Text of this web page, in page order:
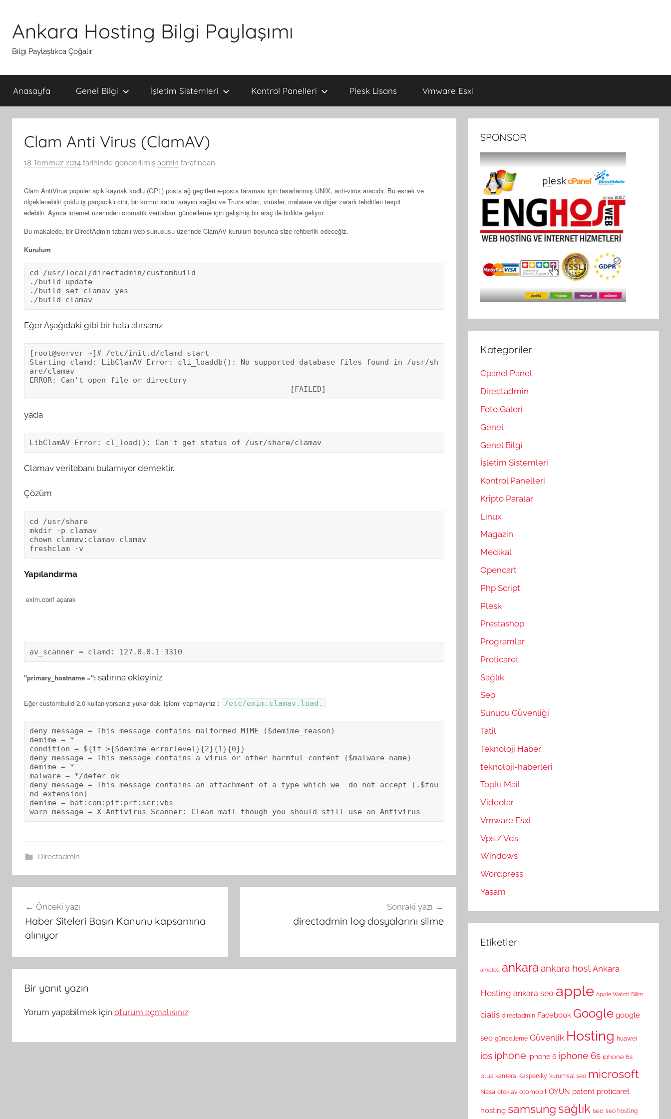
Ankara Hosting Bilgi Paylaşımı
Bilgi Paylaştıkca Çoğalır
Anasayfa Genel Bilgi İşletim Sistemleri Kontrol Panelleri Plesk Lisans Vmware Esxi
Clam Anti Virus (ClamAV)
18 Temmuz 2014 tarihinde gönderilmiş admin tarafından
Clam AntiVirus popüler açık kaynak kodlu (GPL) posta ağ geçitleri e-posta taraması için tasarlanmış UNIX, anti-virüs aracıdır. Bu esnek ve
ölçeklenebilir çoklu iş parçacıklı cini, bir komut satırı tarayıcı sağlar ve Truva atları, virüsler, malware ve diğer zararlı tehditleri tespit
edebilir. Ayrıca internet üzerinden otomatik veritabanı güncelleme için gelişmiş bir araç ile birlikte geliyor.
Bu makalede, bir DirectAdmin tabanlı web sunucusu üzerinde ClamAV kurulum boyunca size rehberlik edeceğiz.
Kurulum
cd /usr/local/directadmin/custombuild
./build update
./build set clamav yes
./build clamav
Eğer Aşağıdaki gibi bir hata alırsanız
[root@server ~]# /etc/init.d/clamd start
Starting clamd: LibClamAV Error: cli_loaddb(): No supported database files found in /usr/sh
are/clamav
ERROR: Can't open file or directory
yada
Clamav veritabanı bulamıyor demektir.
Çözüm
cd /usr/share
mkdir -p clamav
chown clamav:clamav clamav
Yapılandırma
exim.conf açarak
av_scanner = clamd: 127.0.0.1 3310
"primary_hostname =": satırına ekleyiniz
Eğer custombuild 2.0 kullanıyorsanız yukarıdakı işlemi yapmayınız : /etc/exim.clamav.load.
deny message = This message contains malformed MIME ($demime_reason)
demime = *
condition = ${if >{$demime_errorlevel}{2}{1}{0}}
deny message = This message contains a virus or other harmful content ($malware_name)
demime = *
malware = */defer_ok
deny message = This message contains an attachment of a type which we  do not accept (.$fou
nd_extension)
demime = bat:com:pif:prf:scr:vbs
warn message = X-Antivirus-Scanner: Clean mail though you should still use an Antivirus
Directadmin
gezinmesi
Önceki yazı
Haber Siteleri Basın Kanunu kapsamına
alınıyor
Sonraki yazı
directadmin log dosyalarını silme
Bir yanıt yazın
Yorum yapabilmek için oturum açmalısınız.
SPONSOR
Kategoriler
Cpanel Panel
Directadmin
Foto Galeri
Genel
Genel Bilgi
İşletim Sistemleri
Kontrol Panelleri
Kripto Paralar
Linux
Magazin
Medikal
Opencart
Php Script
Plesk
Prestashop
Programlar
Proticaret
Sağlık
Seo
Sunucu Güvenliği
Tatil
Teknoloji Haber
teknoloji-haberleri
Toplu Mail
Videolar
Vmware Esxi
Vps / Vds
Windows
Wordpress
Yaşam
Etiketler
amoled ankara ankara host Ankara
Hosting ankara seo apple Apple Watch Bilim
cialis directadmin Facebook Google google
seo güncelleme Güvenlik Hosting huawei
ios iphone iphone 6 iphone 6s iphone 6s
plus kamera Kaspersky kurumsal seo microsoft
Nasa otoklav otomobil OYUN patent proticaret
hosting samsung sağlık seo seo hosting